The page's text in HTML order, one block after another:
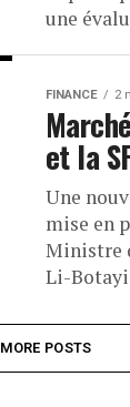
une
FINANCE 2
et la
Une
mise en
Ministre
Li-
MORE POSTS